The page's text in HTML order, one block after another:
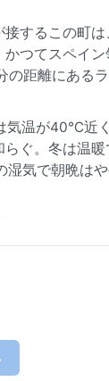
するこの町
つてスペイ
距離にある
気温が40℃近
らぐ。冬は温
気で朝晩は
チャ）が春